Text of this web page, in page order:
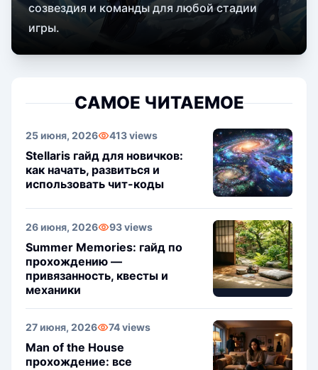
созвездия и команды для любой стадии
игры.
САМОЕ ЧИТАЕМОЕ
25 июня, 2026 413 views
Stellaris гайд для новичков:
как начать, развиться и
использовать чит-коды
26 июня, 2026 93 views
Summer Memories: гайд по
прохождению —
привязанность, квесты и
механики
27 июня, 2026 74 views
Man of the House
прохождение: все